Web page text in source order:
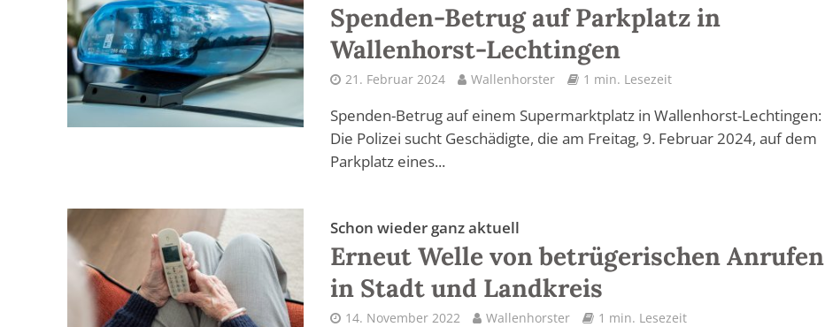
Spenden-Betrug auf Parkplatz in
Wallenhorst-Lechtingen
21. Februar 2024 Wallenhorster 1 min. Lesezeit
Spenden-Betrug auf einem Supermarktplatz in Wallenhorst-Lechtingen:
Die Polizei sucht Geschädigte, die am Freitag, 9. Februar 2024, auf dem
Parkplatz eines...
Schon wieder ganz aktuell
Erneut Welle von betrügerischen Anrufen
in Stadt und Landkreis
14. November 2022 Wallenhorster 1 min. Lesezeit